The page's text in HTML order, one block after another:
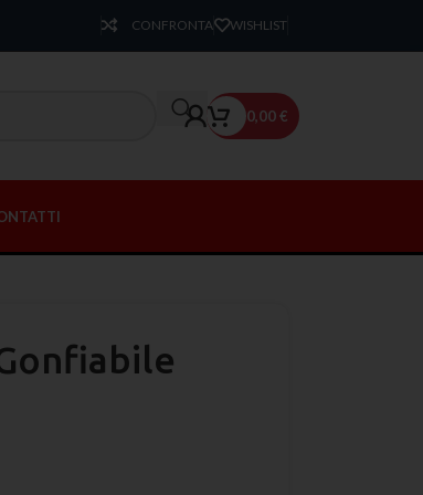
CONFRONTA WISHLIST
0,00€